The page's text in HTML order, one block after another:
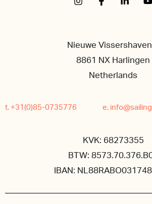
Nieuwe
8861 NX Harlingen
Netherlands
t. +31(0)85-0735776 e.
KVK: 68273355
BTW:
IBAN: